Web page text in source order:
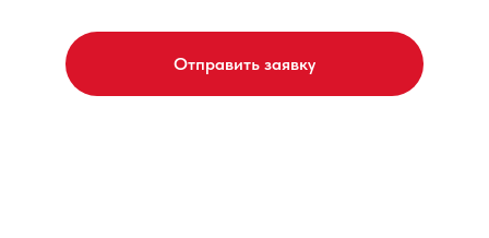
Отправить заявку